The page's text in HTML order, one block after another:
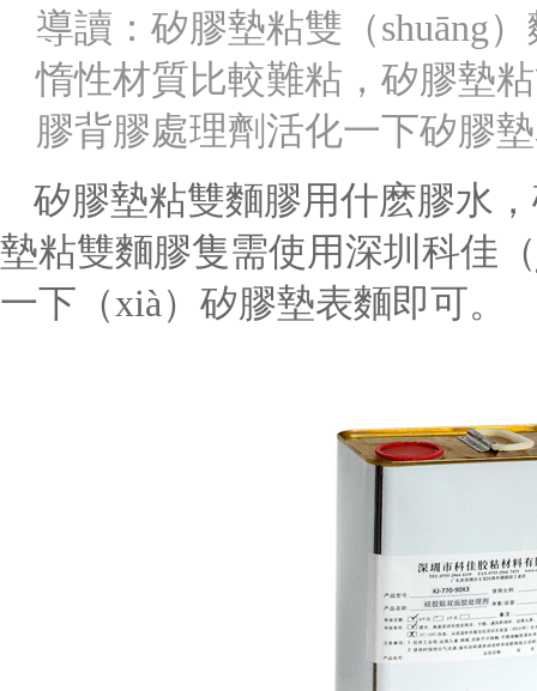
導讀：矽膠墊粘雙（shuāng
惰性材質比較難粘，矽膠墊
膠背膠處理劑活化一下矽膠
矽膠墊粘雙麵膠用什麽膠水
墊粘雙麵膠隻需使用深圳科佳
一下（xià）矽膠墊表麵即可。